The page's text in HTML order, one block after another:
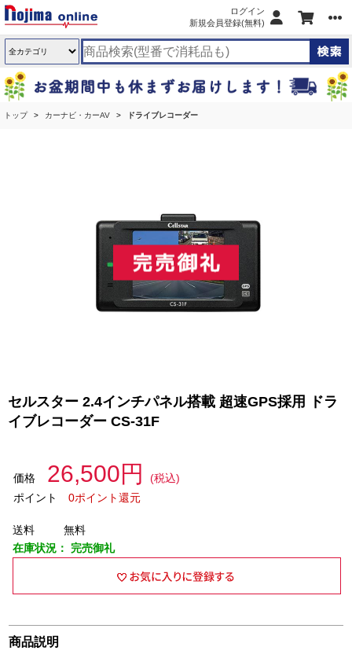
ログイン
新規会員登録(無料)
トップ カーナビ・カーAV ドライブレコーダー
セルスター 2.4インチパネル搭載 超速GPS採用 ドラ
イブレコーダー CS-31F
価格 26,500円
(税込)
ポイント
0ポイント還元
送料
無料
在庫状況： 完売御礼
商品説明